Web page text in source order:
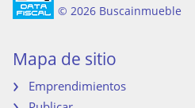
© 2026 Buscainmueble
Mapa de sitio
Emprendimientos